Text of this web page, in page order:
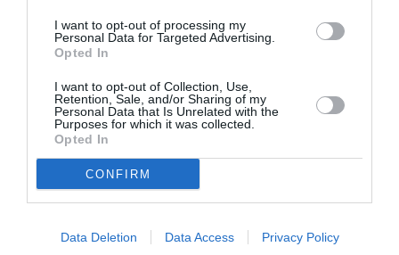
I want to opt-out of processing my
Personal Data for Targeted Advertising.
Opted In
I want to opt-out of Collection, Use,
Retention, Sale, and/or Sharing of my
Personal Data that Is Unrelated with the
Purposes for which it was collected.
Opted In
CONFIRM
Data Deletion Data Access Privacy Policy
RÉPONDRE
LAISSER UN COMMENTAIRE
FAIRE UN DON
Soutenez Air Journal participezà son